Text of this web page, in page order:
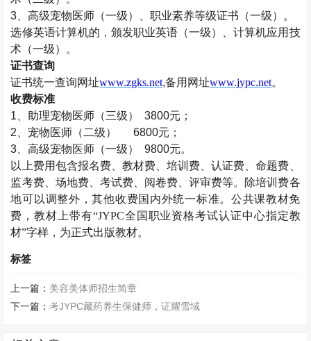
3、高级宠物医师（一级）、职业素养等级证书（一级）。
选修英语计算机的，颁发职业英语（一级）、计算机应用技
术（一级）。
证书查询
证书统一查询网址www.zgks.net,备用网址www.jypc.net。
收费标准
1、助理宠物医师（三级） 3800元；
2、宠物医师（二级） 6800元；
3、高级宠物医师（一级） 9800元。
以上费用包含报名费、教材费、培训费、认证费、命题费、
监考费、场地费、考试费、阅卷费、评审费等。除培训费各
地可以调整外，其他收费国内外统一标准。公共课教材免
费，教材上带有“JYPC全国职业资格考试认证中心指定教
材”字样，为正式出版教材。
标签
上一篇： 美容美体师招生简章
下一篇：考JYPC藏药养生保健师，证耀雪域